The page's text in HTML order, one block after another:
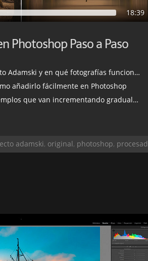
,seda
18:39
Photoshop Paso a Paso
y en qué fotografías funciona mejor
añadirlo fácilmente en Photoshop
van incrementando gradualmente su dificultad
adamski, original, photoshop, procesado